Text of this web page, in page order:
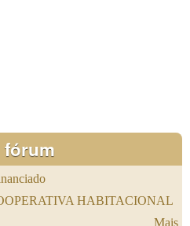
fórum
HABITACIONAL
Mais